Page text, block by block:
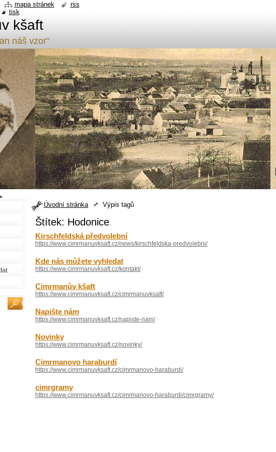
kšaft
náš vzor"
Úvodní stránka Výpis tagů
Štítek: Hodonice
Kirschfeldská předvolební
https://www.cimrmanuvksaft.cz/news/kirschfeldska-predvolebni/
Kde nás můžete vyhledat
https://www.cimrmanuvksaft.cz/kontakt/
Cimrmanův kšaft
https://www.cimrmanuvksaft.cz/cimrmanuvksaft/
Napište nám
https://www.cimrmanuvksaft.cz/napiste-nam/
Novinky
https://www.cimrmanuvksaft.cz/novinky/
Cimrmanovo haraburdí
https://www.cimrmanuvksaft.cz/cimrmanovo-haraburdi/
cimrgramy
https://www.cimrmanuvksaft.cz/cimrmanovo-haraburdi/cimrgramy/
mapa stránek
rss
tisk